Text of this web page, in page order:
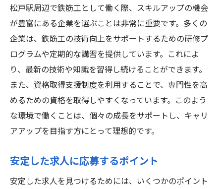
松戸駅周辺で鉄筋工として働く際、スキルアップの機会
が豊富にある企業を選ぶことは非常に重要です。多くの
企業は、鉄筋工の技術向上をサポートするための研修プ
ログラムや定期的な講習を提供しています。これによ
り、最新の技術や知識を習得し続けることができます。
また、資格取得支援制度を利用することで、専門性を高
めるための資格を取得しやすくなっています。このよう
な環境で働くことは、個々の成長をサポートし、キャリ
アアップを目指す方にとって理想的です。
安定した求人に応募するポイント
安定した求人を見つけるためには、いくつかのポイント